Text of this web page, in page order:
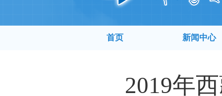
首页 新闻中心
2019年